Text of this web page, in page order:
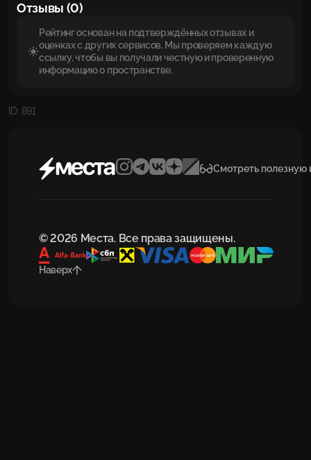
Отзывы (0)
Рейтинг основан на подтверждённых отзывах и
оценках с других сервисов. Мы проверяем каждую
ссылку, чтобы вы получали честную и проверенную
информацию о пространстве.
ID: 891
Смотреть
© 2026 Места. Все права защищены.
Наверх